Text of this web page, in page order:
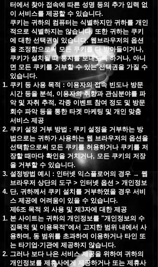
터에서 찾아 접속에 따른 성명 등의 추가 입력 없
이 서비스를 제공할 수 있습니다.
쿠키는 귀하의 컴퓨터는 식별하지만 귀하를 개인
적으로 식별하지는 않습니다. 또한 귀하는 쿠키
에 대한 선택권이 있습니다. 웹브라우저의 옵션
을 조정함으로써 모든 쿠키를 다 받아들이거나,
쿠키가 설치될 때 통지를 보내도록 하거나, 아니
면 모든 쿠키를 거부할 수 있는 선택권을 가질 수
있습니다.
쿠키 등 사용 목적 : 이용자의 접속 빈도나 방문
시간 등을 분석, 이용자의 취향과 관심분야를 파
악 및 자취 추적, 각종 이벤트 참여 정도 및 방문
회수 파악 등을 통한 타겟 마케팅 및 개인 맞춤
서비스 제공
쿠키 설정 거부 방법 : 쿠키 설정을 거부하는 방
법으로는 귀하가 사용하는 웹 브라우저의 옵션을
선택함으로써 모든 쿠키를 허용하거나 쿠키를 저
장할 때마다 확인을 거치거나, 모든 쿠키의 저장
을 거부할 수 있습니다.
설정방법 예시 : 인터넷 익스플로어의 경우 → 웹
브라우저 상단의 도구 > 인터넷 옵션 > 개인정보
단, 귀하께서 쿠키 설치를 거부하였을 경우 서비
스 제공에 어려움이 있을 수 있습니다.
제6조 목적 외 사용 및 제3자에 대한 제공
본 사이트는 귀하의 개인정보를 "개인정보의 수
집목적 및 이용목적"에서 고지한 범위 내에서 사
용하며, 동 범위를 초과하여 이용하거나 타인 또
는 타기업·기관에 제공하지 않습니다.
그러나 보다 나은 서비스 제공을 위하여 귀하의
개인정보를 제휴사에게 제공하거나 또는 제휴사